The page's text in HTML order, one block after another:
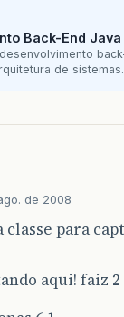
Back-End Java
de
de 2008
classe para
aqui! faiz 2